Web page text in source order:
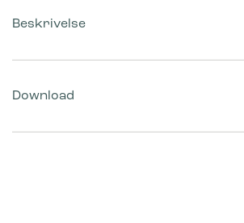
Beskrivelse
Download